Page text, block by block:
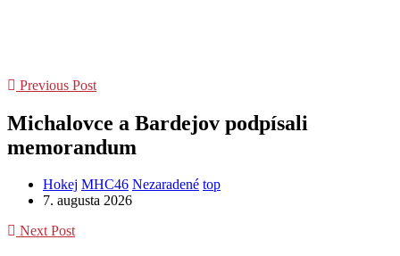
Previous Post
Michalovce a Bardejov podpísali
memorandum
Hokej MHC46 Nezaradené top
7. augusta 2026
Next Post